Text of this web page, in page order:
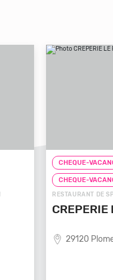
CHEQUE-
CHEQUE-
RESTAURANT DE
CREPERIE
29120